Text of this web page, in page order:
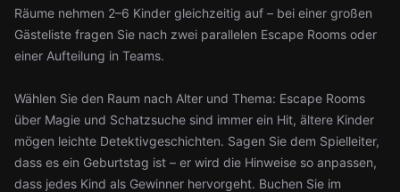
Räume nehmen 2–6 Kinder gleichzeitig auf – bei einer großen
Gästeliste fragen Sie nach zwei parallelen Escape Rooms oder
einer Aufteilung in Teams.
Wählen Sie den Raum nach Alter und Thema: Escape Rooms
über Magie und Schatzsuche sind immer ein Hit, ältere Kinder
mögen leichte Detektivgeschichten. Sagen Sie dem Spielleiter,
dass es ein Geburtstag ist – er wird die Hinweise so anpassen,
dass jedes Kind als Gewinner hervorgeht. Buchen Sie im